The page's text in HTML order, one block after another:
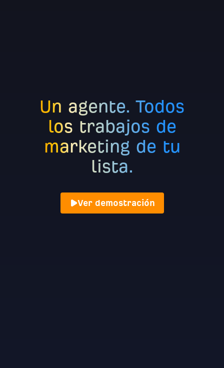
Un agente. Todos
los trabajos de
marketing de tu
lista.
Ver demostración